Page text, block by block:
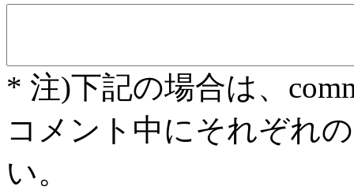
* 注)下記の場合は、
コメント中にそれぞれ
い。